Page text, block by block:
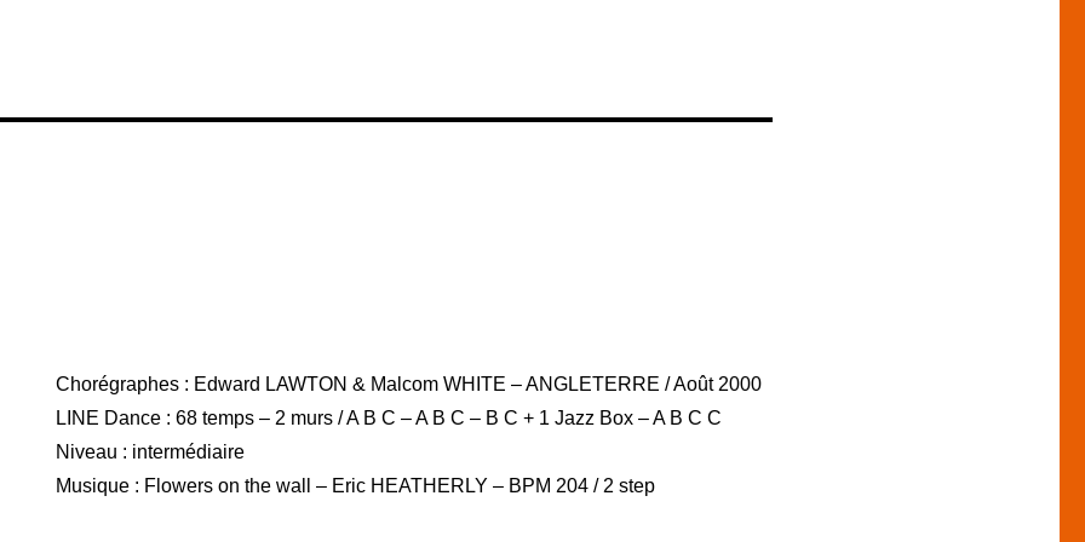
Chorégraphes : Edward LAWTON & Malcom WHITE – ANGLETERRE / Août 2000
LINE Dance : 68 temps – 2 murs / A B C – A B C – B C + 1 Jazz Box – A B C C
Niveau : intermédiaire
Musique : Flowers on the wall – Eric HEATHERLY – BPM 204 / 2 step